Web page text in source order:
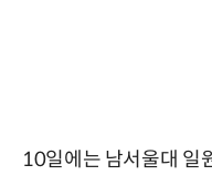
10일에는 남서울대 일